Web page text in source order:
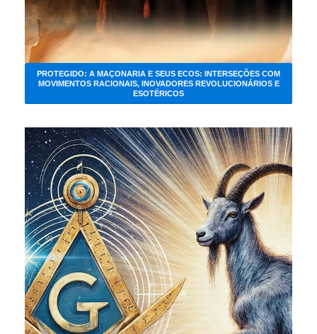
PROTEGIDO: A MAÇONARIA E SEUS ECOS: INTERSEÇÕES COM
MOVIMENTOS RACIONAIS, INOVADORES REVOLUCIONÁRIOS E
ESOTÉRICOS